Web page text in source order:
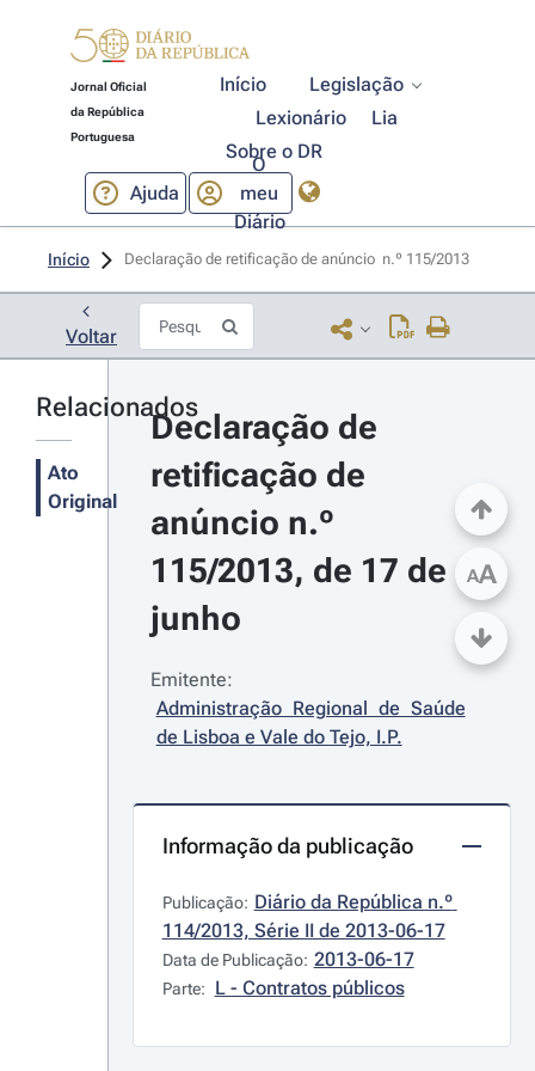
Jornal Oficial
da República
Portuguesa
Início
Legislação
Lexionário
Lia
Sobre o DR
Ajuda
O
meu
Diário
Início Declaração de retificação de anúncio  n.º 115/2013
Voltar
Relacionados
Ato
Original
Declaração de
retificação de
anúncio n.º
115/2013, de 17 de
junho
Emitente:
Administração Regional de Saúde
de Lisboa e Vale do Tejo, I.P.
Informação da publicação
Publicação: Diário da República n.º
114/2013, Série II de 2013-06-17
Data de Publicação: 2013-06-17
Parte: L - Contratos públicos
AA